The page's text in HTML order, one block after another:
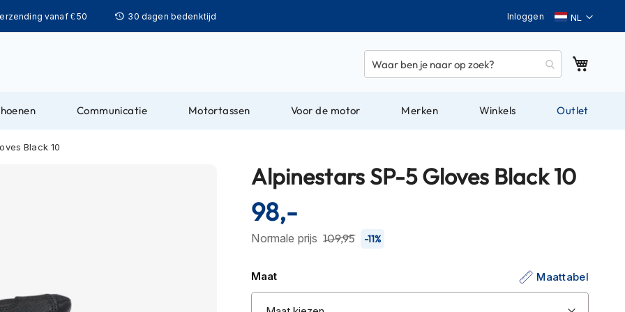
vanaf € 50 30 dagen bedenktijd Taal
Inloggen
Communicatie Motortassen Voor de motor Merken Winkels Outlet
Black 10
Alpinestars SP-5 Gloves Black 10
Normale prijs 109,95 -11%
98,-
Maat Maattabel